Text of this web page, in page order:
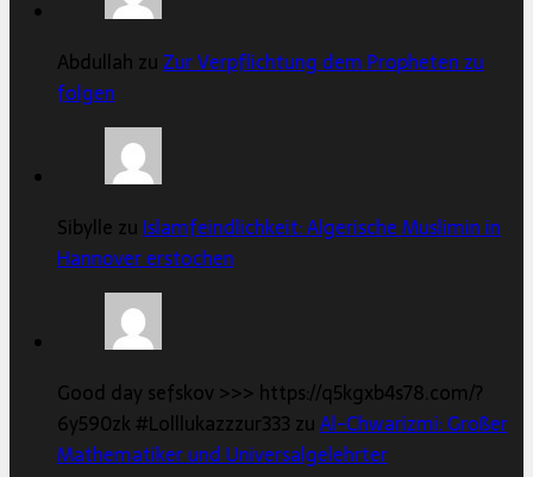
Abdullah zu Zur Verpflichtung dem Propheten zu
folgen
Sibylle zu Islamfeindlichkeit: Algerische Muslimin in
Hannover erstochen
Good day sefskov >>> https://q5kgxb4s78.com/?
6y590zk #Lolllukazzzur333 zuAl-Chwarizmi: Großer
Mathematiker und Universalgelehrter